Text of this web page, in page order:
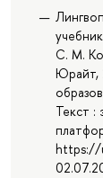
С. М.
Юрайт,
Текст :
https://